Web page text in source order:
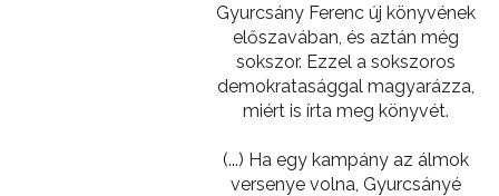
Gyurcsány Ferenc új könyvének
előszavában, és aztán még
sokszor. Ezzel a sokszoros
demokratasággal magyarázza,
miért is írta meg könyvét.
(...) Ha egy kampány az álmok
versenye volna, Gyurcsányé